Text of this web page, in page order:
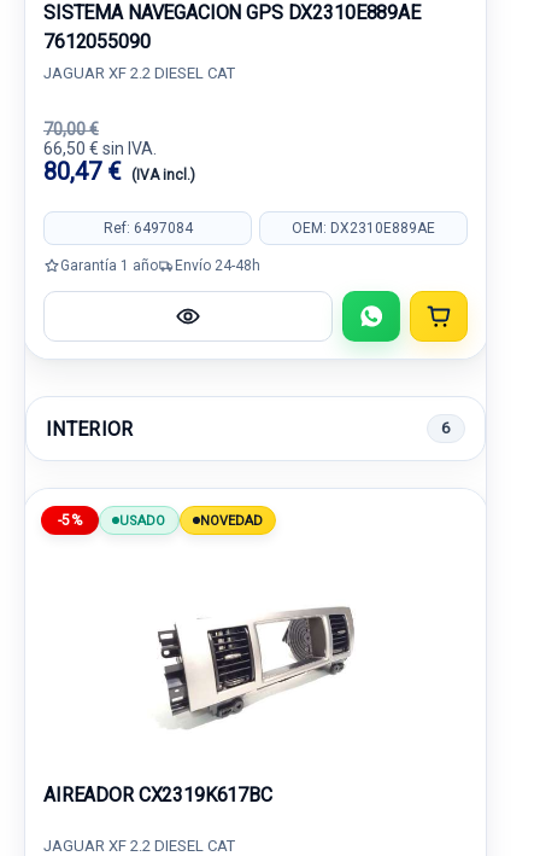
SISTEMA NAVEGACION GPS DX2310E889AE
7612055090
JAGUAR XF 2.2 DIESEL CAT
70,00 €
66,50 € sin IVA.
80,47 € (IVA incl.)
Ref: 6497084 OEM: DX2310E889AE
Garantía 1 año Envío 24-48h
INTERIOR 6
-5% USADO NOVEDAD
AIREADOR CX2319K617BC
JAGUAR XF 2.2 DIESEL CAT